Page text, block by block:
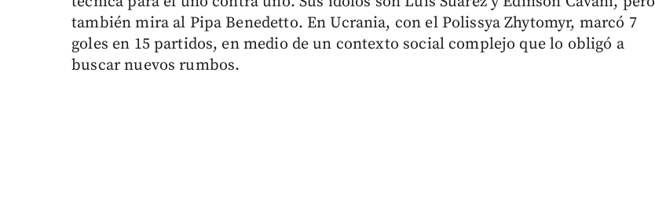
también mira al Pipa Benedetto. En Ucrania, con el Polissya Zhytomyr, marcó 7
goles en 15 partidos, en medio de un contexto social complejo que lo obligó a
buscar nuevos rumbos.